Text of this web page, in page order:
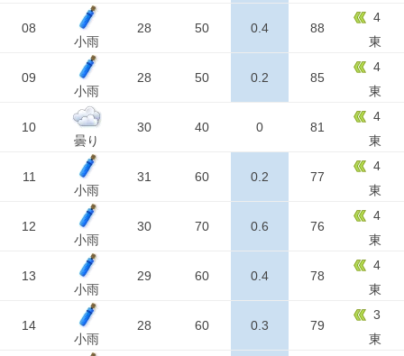
08
小雨
28 50 0.4 88
4
東
09
小雨
28 50 0.2 85
4
東
10
曇り
30 40 0 81
4
東
11
小雨
31 60 0.2 77
4
東
12
小雨
30 70 0.6 76
4
東
13
小雨
29 60 0.4 78
4
東
14
小雨
28 60 0.3 79
3
東